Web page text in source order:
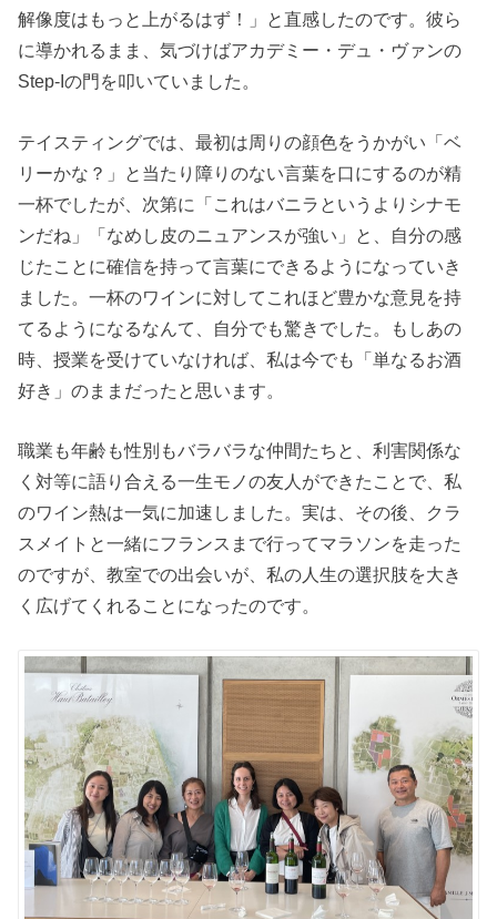
解像度はもっと上がるはず！」と直感したのです。彼ら
に導かれるまま、気づけばアカデミー・デュ・ヴァンの
Step-Iの門を叩いていました。
テイスティングでは、最初は周りの顔色をうかがい「ベ
リーかな？」と当たり障りのない言葉を口にするのが精
一杯でしたが、次第に「これはバニラというよりシナモ
ンだね」「なめし皮のニュアンスが強い」と、自分の感
じたことに確信を持って言葉にできるようになっていき
ました。一杯のワインに対してこれほど豊かな意見を持
てるようになるなんて、自分でも驚きでした。もしあの
時、授業を受けていなければ、私は今でも「単なるお酒
好き」のままだったと思います。
職業も年齢も性別もバラバラな仲間たちと、利害関係な
く対等に語り合える一生モノの友人ができたことで、私
のワイン熱は一気に加速しました。実は、その後、クラ
スメイトと一緒にフランスまで行ってマラソンを走った
のですが、教室での出会いが、私の人生の選択肢を大き
く広げてくれることになったのです。